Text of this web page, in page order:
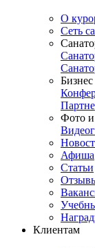
О
Сеть
Бизнес
Фото
Афиша
Статьи
Клиентам